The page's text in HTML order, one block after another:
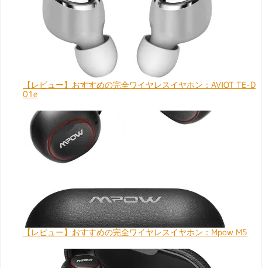
【レビュー】おすすめの完全ワイヤレスイヤホン：AVIOT TE-D
01e
【レビュー】おすすめの完全ワイヤレスイヤホン：Mpow M5